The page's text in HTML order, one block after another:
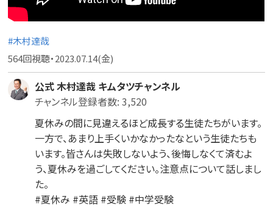
#木村達哉
564回視聴・2023.07.14(金)
公式 木村達哉 キムタツチャンネル
チャンネル登録者数: 3,520
夏休みの間に見違えるほど成長する生徒たちがいます。
一方で、あまり上手くいかなかったなという生徒たちも
います。皆さんは失敗しないよう、後悔しなくて済むよ
う、夏休みを過ごしてください。注意点について話しまし
た。
#夏休み #英語 #受験 #中学受験